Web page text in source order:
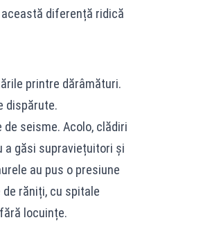
diferență ridică
printre dărâmături.
dispărute.
seisme. Acolo, clădiri
a găsi supraviețuitori și
au pus o presiune
răniți, cu spitale
locuințe.